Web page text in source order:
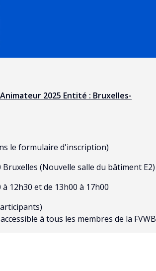
2025 Entité : Bruxelles-
le formulaire d'inscription)
Bruxelles (Nouvelle salle du bâtiment E2)
12h30 et de 13h00 à 17h00
à tous les membres de la FVWB